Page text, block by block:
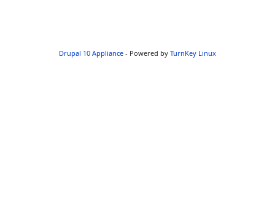
Drupal 10 Appliance - Powered by TurnKey Linux